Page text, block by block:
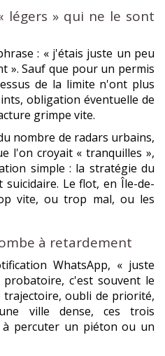
légers » qui ne le sont
: « j'étais juste un peu
». Sauf que pour un permis
de la limite n'ont plus
obligation éventuelle de
grimpe vite.
nombre de radars urbains,
l'on croyait « tranquilles »,
simple : la stratégie du
Le flot, en Île-de-
vite, ou trop mal, ou les
à retardement
WhatsApp, « juste
probatoire, c'est souvent le
oubli de priorité,
ville dense, ces trois
à percuter un piéton ou un